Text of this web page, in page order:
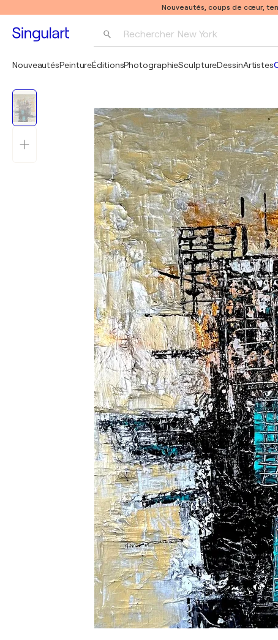
Nouveautés, coups de cœur,
Rechercher New York
Pablo Picasso
NouveautésPeintureÉditionsPhotographieSculptureDessinArtistes